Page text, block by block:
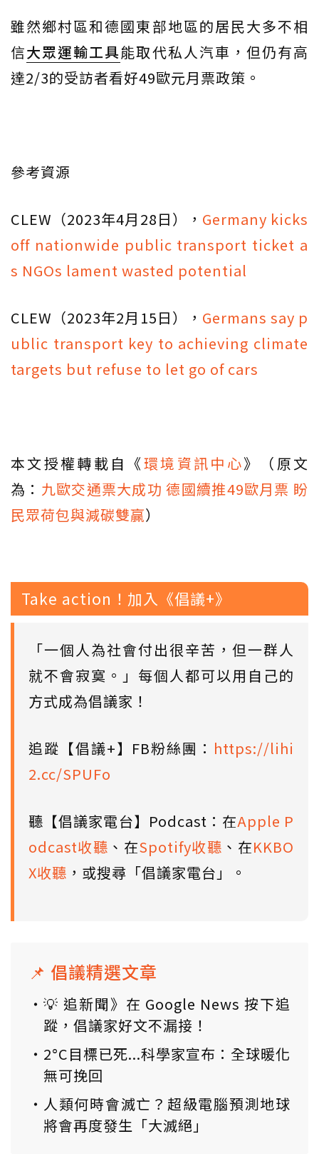
雖然鄉村區和德國東部地區的居民大多不相
信大眾運輸工具能取代私人汽車，但仍有高
達2/3的受訪者看好49歐元月票政策。
參考資源
CLEW（2023年4月28日）， Germany kicks
off nationwide public transport ticket a
s NGOs lament wasted potential
CLEW（2023年2月15日）， Germans say p
ublic transport key to achieving climate
targets but refuse to let go of cars
本文授權轉載自《環境資訊中心》（原文
為： 九歐交通票大成功 德國續推49歐月票 盼
民眾荷包與減碳雙贏）
Take action！加入《倡議+》
「一個人為社會付出很辛苦，但一群人
就不會寂寞。」每個人都可以用自己的
方式成為倡議家！
追蹤【倡議+】FB粉絲團： https://lihi
2.cc/SPUFo
聽【倡議家電台】Podcast：在Apple P
odcast收聽 、在Spotify收聽 、在KKBO
X收聽 ，或搜尋「倡議家電台」。
📌 倡議精選文章
💡 追新聞》在 Google News 按下追
蹤，倡議家好文不漏接！
2°C目標已死...科學家宣布：全球暖化
無可挽回
人類何時會滅亡？超級電腦預測地球
將會再度發生「大滅絕」